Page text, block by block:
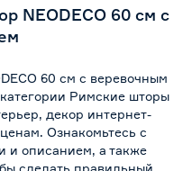
NEODECO 60 см с
60 см с веревочным
Римские шторы
декор интернет-
Ознакомьтесь с
и описанием, а также
сделать правильный